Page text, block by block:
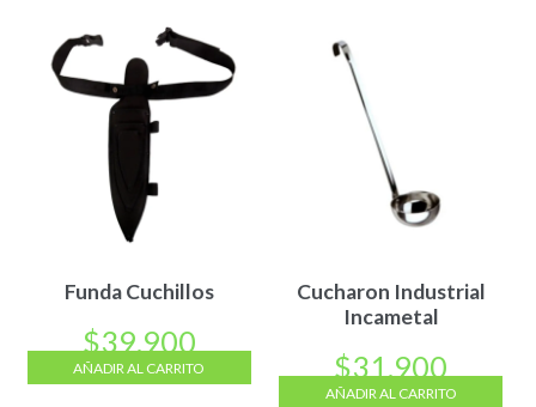
Funda Cuchillos
$39.900
AÑADIR AL CARRITO
Cucharon Industrial
Incametal
$31.900
AÑADIR AL CARRITO